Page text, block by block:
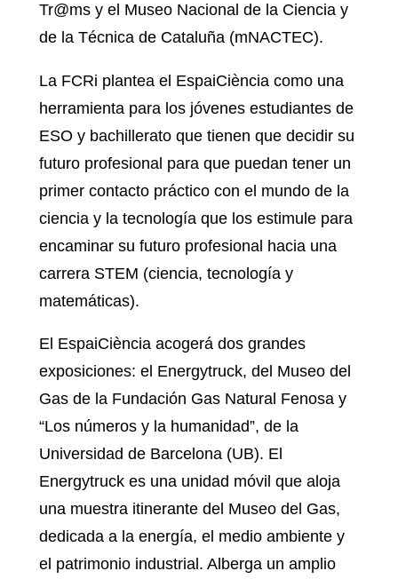
Tr@ms y el Museo Nacional de la Ciencia y
de la Técnica de Cataluña (mNACTEC).
La FCRi plantea el EspaiCiència como una
herramienta para los jóvenes estudiantes de
ESO y bachillerato que tienen que decidir su
futuro profesional para que puedan tener un
primer contacto práctico con el mundo de la
ciencia y la tecnología que los estimule para
encaminar su futuro profesional hacia una
carrera STEM (ciencia, tecnología y
matemáticas).
El EspaiCiència acogerá dos grandes
exposiciones: el Energytruck, del Museo del
Gas de la Fundación Gas Natural Fenosa y
“Los números y la humanidad”, de la
Universidad de Barcelona (UB). El
Energytruck es una unidad móvil que aloja
una muestra itinerante del Museo del Gas,
dedicada a la energía, el medio ambiente y
el patrimonio industrial. Alberga un amplio